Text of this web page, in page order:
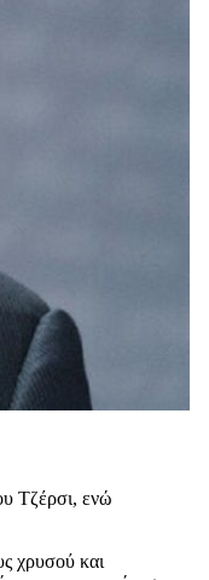
Τζέρσι, ενώ
χρυσού και